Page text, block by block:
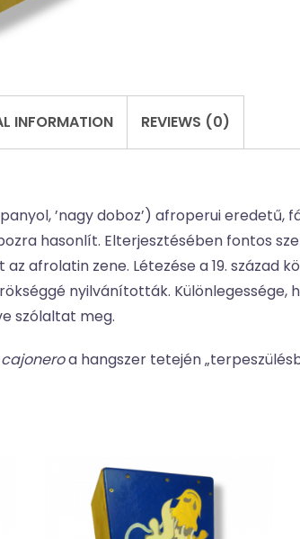
INFORMATION REVIEWS (0)
’nagy doboz’) afroperui eredetű,
hasonlít. Elterjesztésében fontos
afrolatin zene. Létezése a 19. század
nyilvánították. Különlegessége,
szólaltat meg.
cajoneroa hangszer tetején